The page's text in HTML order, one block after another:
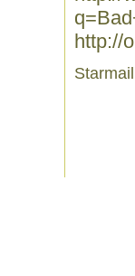
http://
Starmail